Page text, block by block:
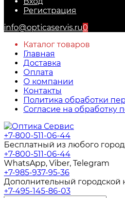
Регистрация
info@opticaservis.ru0
Каталог товаров
Главная
Доставка
Оплата
О компании
Контакты
Политика обработки
Согласие на обработку
+7-800-511-06-44
Бесплатный из любого
+7-800-511-06-44
WhatsApp, Viber, Telegram
+7-985-937-95-36
Дополнительный городской
+7-495-145-86-03